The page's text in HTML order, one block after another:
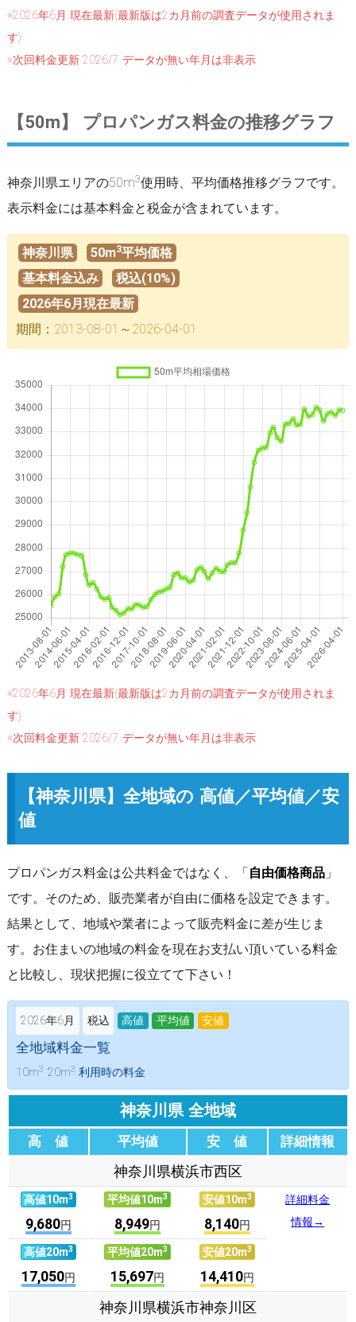
※2026年6月 現在最新(最新版は2カ月前の調査データが使用されま
す)
※次回料金更新 2026/7 データが無い年月は非表示
【50m】 プロパンガス料金の推移グラフ
神奈川県エリアの50m3使用時、平均価格推移グラフです。
表示料金には基本料金と税金が含まれています。
神奈川県 50m3平均価格
基本料金込み
税込(10%)
2026年6月現在最新
期間：2013-08-01～2026-04-01
※2026年6月 現在最新(最新版は2カ月前の調査データが使用されま
す)
※次回料金更新 2026/7 データが無い年月は非表示
【神奈川県】全地域の 高値／平均値／安
値
プロパンガス料金は公共料金ではなく、「自由価格商品」
です。そのため、販売業者が自由に価格を設定できます。
結果として、地域や業者によって販売料金に差が生じま
す。お住まいの地域の料金を現在お支払い頂いている料金
と比較し、現状把握に役立てて下さい！
2026年6月 税込 高値 平均値 安値
全地域料金一覧
10m3 20m3 利用時の料金
神奈川県 全地域
高 値 平均値 安 値 詳細情報
神奈川県横浜市西区
高値10m3
9,680円
平均値10m3
8,949円
安値10m3
8,140円
詳細料金
情報→
高値20m3
17,050円
平均値20m3
15,697円
安値20m3
14,410円
神奈川県横浜市神奈川区